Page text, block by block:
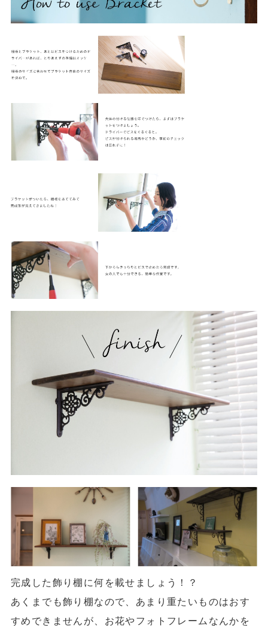
完成した飾り棚に何を載せましょう！？
あくまでも飾り棚なので、あまり重たいものはおす
すめできませんが、お花やフォトフレームなんかを